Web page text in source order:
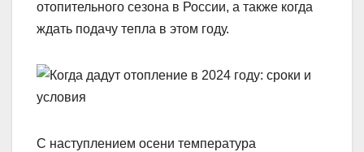
отопительного сезона в России, а также когда
ждать подачу тепла в этом году.
С наступлением осени температура